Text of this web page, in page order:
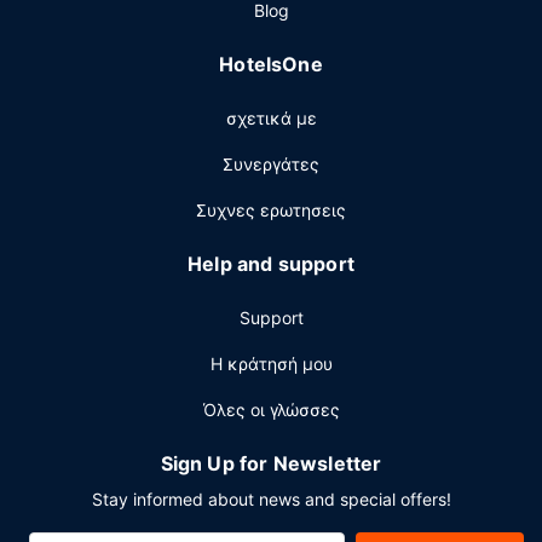
μεταξύ 5:30 π.μ. - 9:30 π.μ..
επιχειρηματικό κέντρο που λειτουργεί 24 ώρες το
λόμπι. Θέλετε να οργανώσετε μια εκδήλωση σε αυτήν
που είναι 46 τετραγωνικά μέτρα και περιλαμβάνει
συνεδριακό χώρο και αίθουσες συνεδριάσεων. Στους
χώρους μας θα βρείτε δωρεάν στάθμευση χωρίς
Blog
HotelsOne
σχετικά με
Συνεργάτες
Συχνες ερωτησεις
Help and support
Support
Η κράτησή μου
Όλες οι γλώσσες
Sign Up for Newsletter
Stay informed about news and special offers!